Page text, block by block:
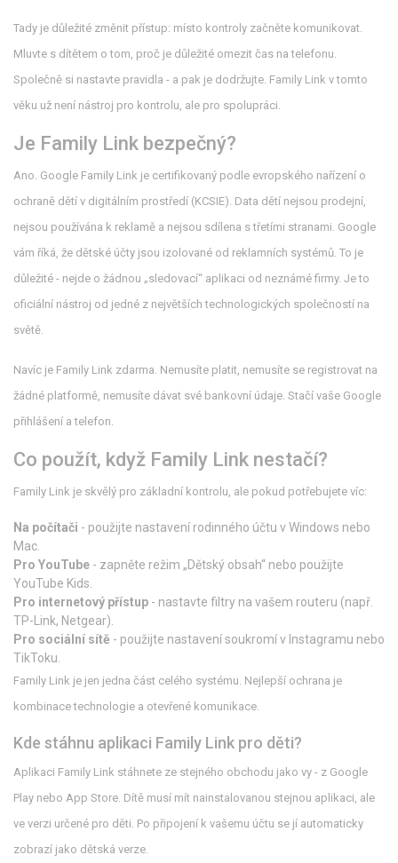
Tady je důležité změnit přístup: místo kontroly začněte komunikovat.
Mluvte s dítětem o tom, proč je důležité omezit čas na telefonu.
Společně si nastavte pravidla - a pak je dodržujte. Family Link v tomto
věku už není nástroj pro kontrolu, ale pro spolupráci.
Je Family Link bezpečný?
Ano. Google Family Link je certifikovaný podle evropského nařízení o
ochraně dětí v digitálním prostředí (KCSIE). Data dětí nejsou prodejní,
nejsou používána k reklamě a nejsou sdílena s třetími stranami. Google
vám říká, že dětské účty jsou izolované od reklamních systémů. To je
důležité - nejde o žádnou „sledovací“ aplikaci od neznámé firmy. Je to
oficiální nástroj od jedné z největších technologických společností na
světě.
Navíc je Family Link zdarma. Nemusíte platit, nemusíte se registrovat na
žádné platformě, nemusíte dávat své bankovní údaje. Stačí vaše Google
přihlášení a telefon.
Co použít, když Family Link nestačí?
Family Link je skvělý pro základní kontrolu, ale pokud potřebujete víc:
Na počítači - použijte nastavení rodinného účtu v Windows nebo
Mac.
Pro YouTube - zapněte režim „Dětský obsah“ nebo použijte
YouTube Kids.
Pro internetový přístup - nastavte filtry na vašem routeru (např.
TP-Link, Netgear).
Pro sociální sítě - použijte nastavení soukromí v Instagramu nebo
TikToku.
Family Link je jen jedna část celého systému. Nejlepší ochrana je
kombinace technologie a otevřené komunikace.
Kde stáhnu aplikaci Family Link pro děti?
Aplikaci Family Link stáhnete ze stejného obchodu jako vy - z Google
Play nebo App Store. Dítě musí mít nainstalovanou stejnou aplikaci, ale
ve verzi určené pro děti. Po připojení k vašemu účtu se jí automaticky
zobrazí jako dětská verze.